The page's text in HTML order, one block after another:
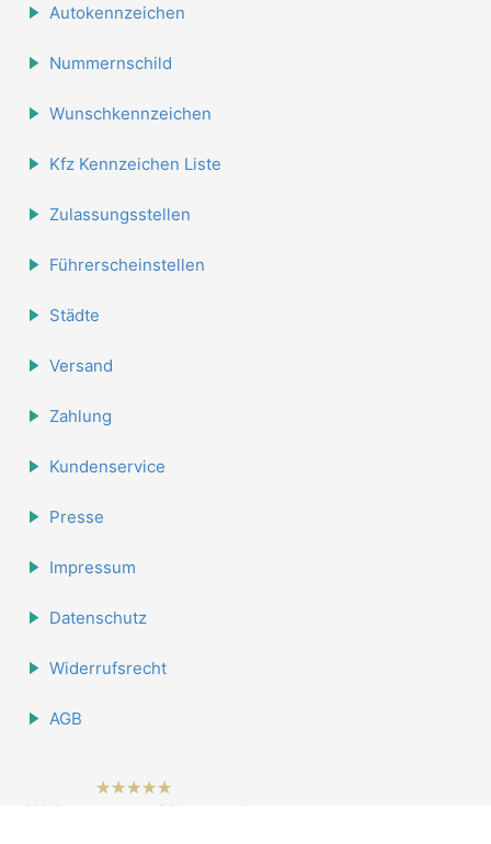
Autokennzeichen
Nummernschild
Wunschkennzeichen
Kfz Kennzeichen Liste
Zulassungsstellen
Führerscheinstellen
Städte
Versand
Zahlung
Kundenservice
Presse
Impressum
Datenschutz
Widerrufsrecht
AGB
562 Bewertungen auf Shopvote.de